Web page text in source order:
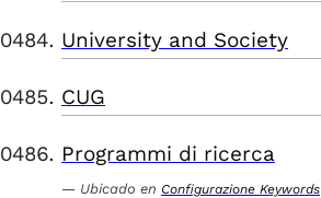
University and Society
CUG
Programmi di ricerca
Ubicado en Configurazione Keywords